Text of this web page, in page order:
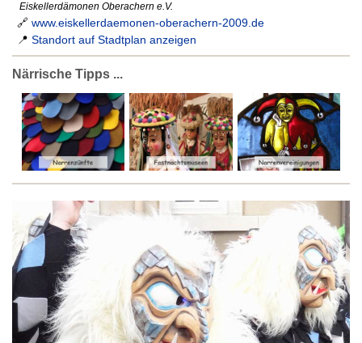
Eiskellerdämonen Oberachern e.V.
🔗 www.eiskellerdaemonen-oberachern-2009.de
📍 Standort auf Stadtplan anzeigen
Närrische Tipps ...